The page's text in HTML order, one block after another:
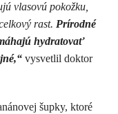
vlasovú pokožku,
rast. Prírodné
hydratovať
vysvetlil doktor
šupky, ktoré